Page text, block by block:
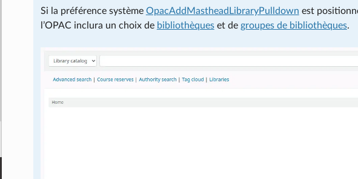
Si la préférence système OpacAddMastheadLibraryPulldown est
l’OPAC inclura un choix de bibliothèqueset de groupes de bibliothèques.